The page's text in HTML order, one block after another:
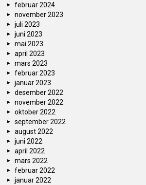
februar 2024
november 2023
juli 2023
juni 2023
mai 2023
april 2023
mars 2023
februar 2023
januar 2023
desember 2022
november 2022
oktober 2022
september 2022
august 2022
juni 2022
april 2022
mars 2022
februar 2022
januar 2022